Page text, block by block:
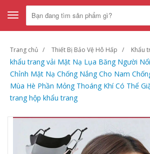
Toggle
navigation
Trang chủ Thiết Bị Bảo Vệ Hô Hấp Khẩu
khẩu trang vải Mặt Nạ Lụa Băng Người
Chỉnh Mặt Nạ Chống Nắng Cho Nam
Mùa Hè Phần Mỏng Thoáng Khí Có Thể
trang hộp khẩu trang